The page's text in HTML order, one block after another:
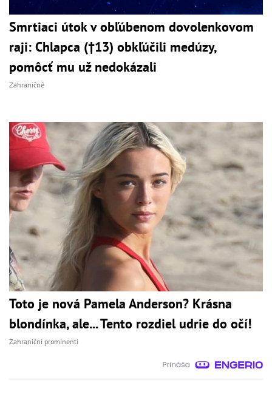
Smrtiaci útok v obľúbenom dovolenkovom
raji: Chlapca (†13) obkľúčili medúzy,
pomôcť mu už nedokázali
Zahraničné
Toto je nová Pamela Anderson? Krásna
blondínka, ale... Tento rozdiel udrie do očí!
Zahraniční prominenti